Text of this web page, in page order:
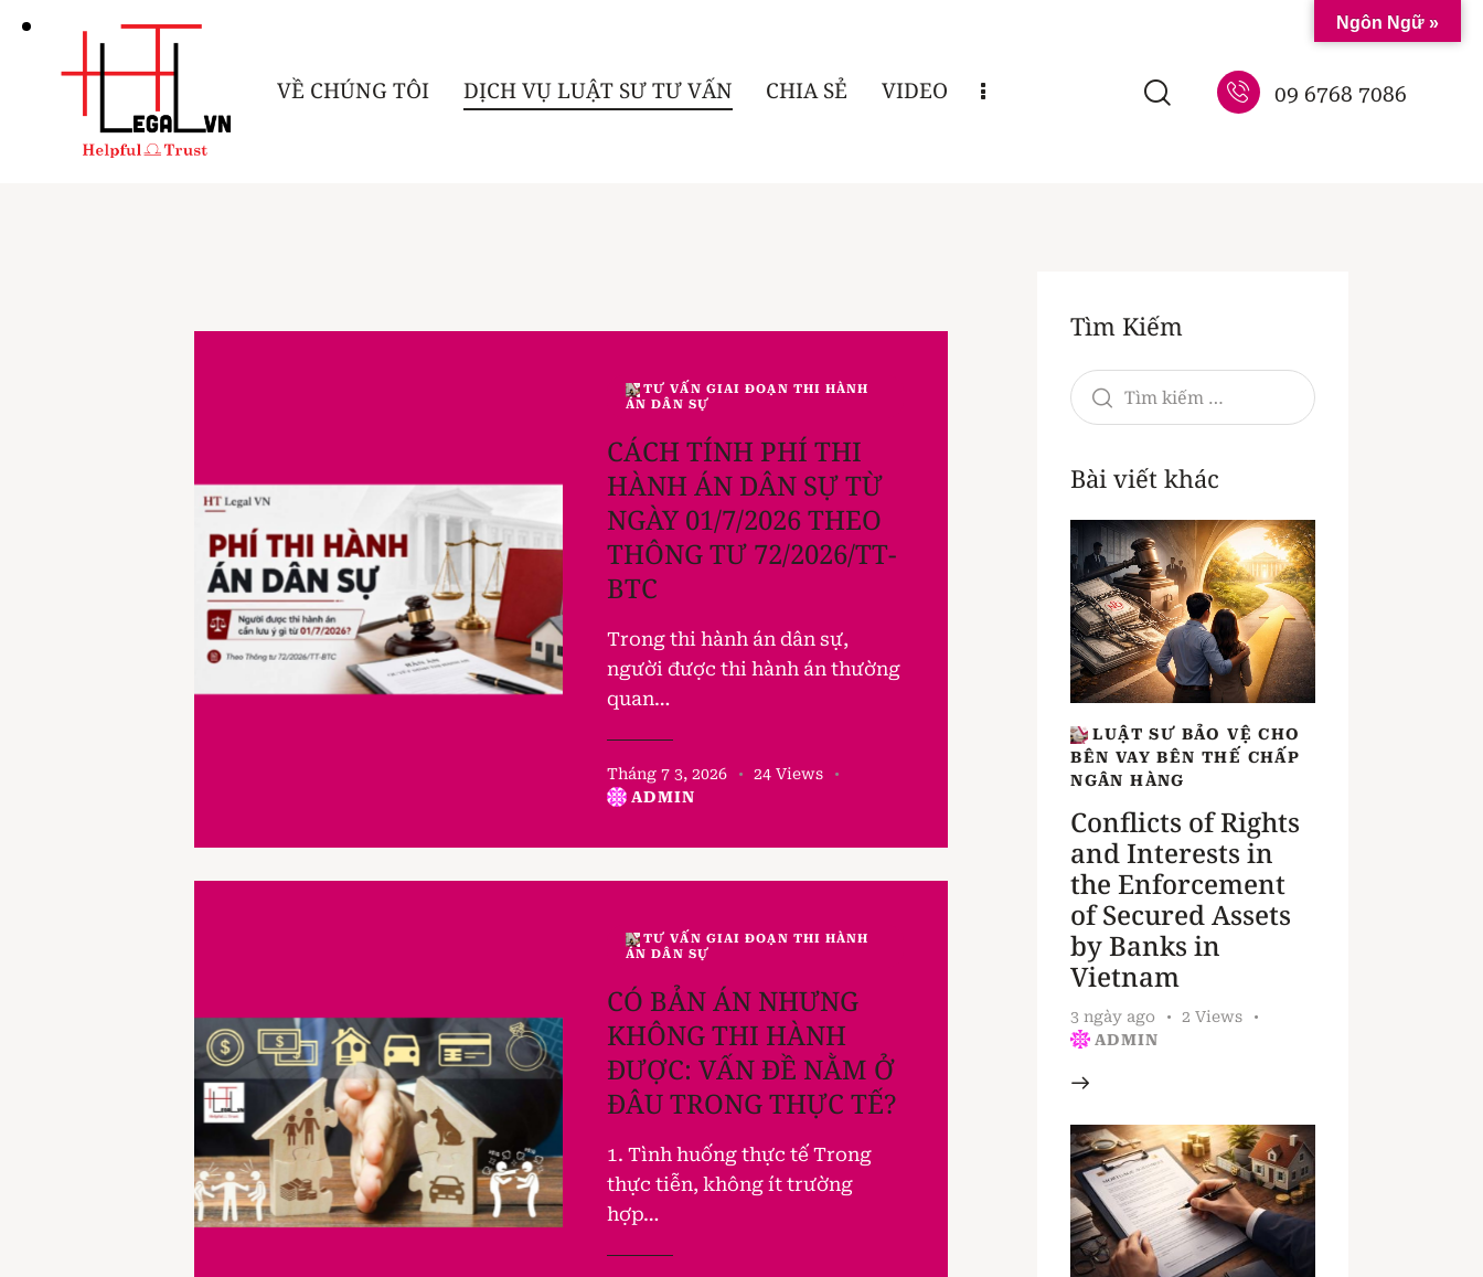
VỀ CHÚNG TÔI DỊCH VỤ LUẬT SƯ TƯ VẤN CHIA SẺ VIDEO 09 6768 7086
TƯ VẤN GIAI ĐOẠN THI HÀNH
ÁN DÂN SỰ
CÁCH TÍNH PHÍ THI
HÀNH ÁN DÂN SỰ TỪ
NGÀY 01/7/2026 THEO
THÔNG TƯ 72/2026/TT-
BTC
Trong thi hành án dân sự,
người được thi hành án thường
quan…
Tháng 7 3, 2026 24 Views
ADMIN
TƯ VẤN GIAI ĐOẠN THI HÀNH
ÁN DÂN SỰ
CÓ BẢN ÁN NHƯNG
KHÔNG THI HÀNH
ĐƯỢC: VẤN ĐỀ NẰM Ở
ĐÂU TRONG THỰC TẾ?
1. Tình huống thực tế Trong
thực tiễn, không ít trường
hợp…
Tìm Kiếm
Bài viết khác
LUẬT SƯ BẢO VỆ CHO
BÊN VAY BÊN THẾ CHẤP
NGÂN HÀNG
Conflicts of Rights
and Interests in
the Enforcement
of Secured Assets
by Banks in
Vietnam
3 ngày ago 2 Views
ADMIN
Ngôn Ngữ »